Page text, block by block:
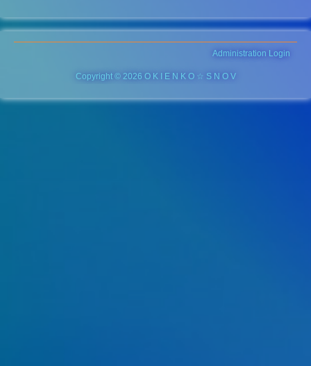
Administration Login
Copyright © 2026 O K I E N K O ☆ S N O V